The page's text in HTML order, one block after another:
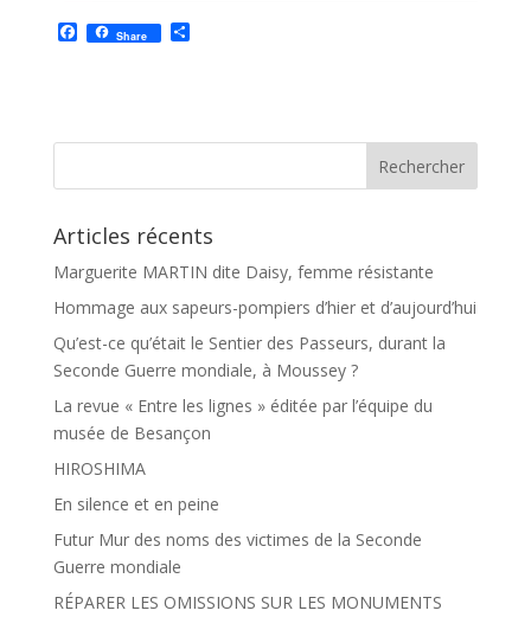
F
a
o
Share P
a
e
Articles récents
Marguerite MARTIN dite Daisy, femme résistante
Hommage aux sapeurs-pompiers d’hier et d’aujourd’hui
Qu’est-ce qu’était le Sentier des Passeurs, durant la
Seconde Guerre mondiale, à Moussey ?
La revue « Entre les lignes » éditée par l’équipe du
musée de Besançon
HIROSHIMA
En silence et en peine
Futur Mur des noms des victimes de la Seconde
Guerre mondiale
RÉPARER LES OMISSIONS SUR LES MONUMENTS